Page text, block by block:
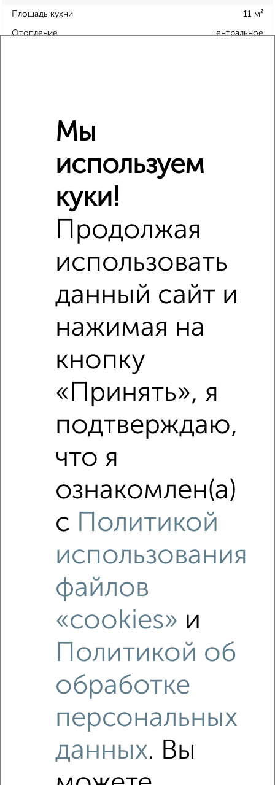
Площадь кухни 11 м²
Отопление центральное
Сравнение средних цен
5 200 000
3 980 000 ₽
Средняя цена район
Это предложение
Средняя цена по городу
Похожие предложения рядом
1‑комнатные квартиры недалеко от Покровская 20
Мы
используем
куки!
Продолжая
использовать
данный сайт и
нажимая на
кнопку
«Принять», я
подтверждаю,
что я
ознакомлен(а)
с Политикой
использования
файлов
«cookies» и
Политикой об
обработке
персональных
данных. Вы